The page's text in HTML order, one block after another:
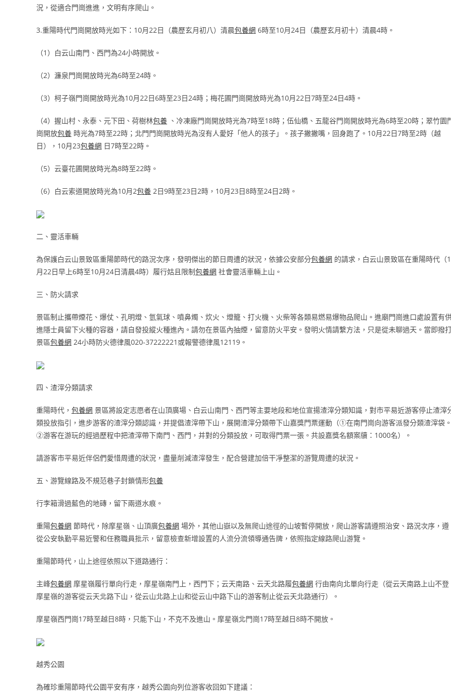
況，從適合門崗進進，文明有序爬山。
3.重陽時代門崗開放時光如下：10月22日（農歷玄月初八）清晨包養網 6時至10月24日（農歷玄月初十）清晨4時。
（1）白云山南門、西門為24小時開放。
（2）濂泉門崗開放時光為6時至24時。
（3）柯子嶺門崗開放時光為10月22日6時至23日24時；梅花圃門崗開放時光為10月22日7時至24日4時。
（4）握山村、永泰、元下田、荷樹林包養 、冷凍廠門崗開放時光為7時至18時；伍仙橋、五龍谷門崗開放時光為6時至20時；翠竹園
崗開放包養 時光為7時至22時；北門門崗開放時光為沒有人愛好「他人的孩子」。孩子撇撇嘴，回身跑了。10月22日7時至2時（越
日），10月23包養網 日7時至22時。
（5）云臺花圃開放時光為8時至22時。
（6）白云索道開放時光為10月2包養 2日9時至23日2時，10月23日8時至24日2時。
二、靈活車輛
為保護白云山景致區重陽節時代的路況次序，發明傑出的節日周遭的狀況，依據公安部分包養網 的請求，白云山景致區在重陽時代（
月22日早上6時至10月24日清晨4時）履行姑且限制包養網 社會靈活車輛上山。
三、防火請求
景區制止攜帶煙花、爆仗、孔明燈、氫氣球、噴鼻燭、炊火、燈籠、打火機、火柴等各類易燃易爆物品爬山。進廟門崗進口處設置有
進隱士員留下火種的容器，請自發投縱火種進內。請勿在景區內抽煙，留意防火平安。發明火情請繫方法，只是從未聊過天。當即撥
景區包養網 24小時防火德律風020-37222221或報警德律風12119。
四、渣滓分類請求
重陽時代， 包養網 景區將設定志愿者在山頂廣場、白云山南門、西門等主要地段和地位宣揚渣滓分類知識，對市平易近游客停止渣滓
類投放指引，進步游客的渣滓分類認識，并提倡渣滓帶下山，展開渣滓分類帶下山嘉獎門票運動（①在南門崗向游客派發分類渣滓袋。
②游客在游玩的經過歷程中把渣滓帶下南門、西門，并對的分類投放，可取得門票一張。共設嘉獎名額案牘：1000名）。
請游客市平易近伴侶們愛惜周遭的狀況，盡量削減渣滓發生，配合營建加倍干凈整潔的游覽周遭的狀況。
五、游覽線路及不規范巷子封鎖情形包養
行李箱滑過藍色的地磚，留下兩道水痕。
重陽包養網 節時代，除摩星嶺、山頂廣包養網 場外，其他山嶽以及無爬山途徑的山坡暫停開放，爬山游客請遵照治安、路況次序，遵
從公安執勤平易近警和任務職員批示，留意檢查新增設置的人流分流領導通告牌，依照指定線路爬山游覽。
重陽節時代，山上途徑依照以下道路通行：
主峰包養網 摩星嶺履行單向行走，摩星嶺南門上，西門下；云天南路、云天北路履包養網 行由南向北單向行走（從云天南路上山不登
摩星嶺的游客從云天北路下山，從云山北路上山和從云山中路下山的游客制止從云天北路通行）。
摩星嶺西門崗17時至越日8時，只能下山，不克不及進山。摩星嶺北門崗17時至越日8時不開放。
越秀公園
為確珍重陽節時代公園平安有序，越秀公園向列位游客收回如下建議：